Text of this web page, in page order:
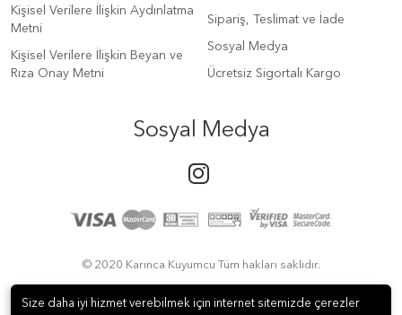
Kişisel Verilere İlişkin Aydınlatma
Metni
Kişisel Verilere İlişkin Beyan ve
Rıza Onay Metni
Sipariş, Teslimat ve İade
Sosyal Medya
Ücretsiz Sigortalı Kargo
Sosyal Medya
© 2020 Karınca Kuyumcu Tüm hakları saklıdır.
Size daha iyi hizmet verebilmek için internet sitemizde çerezler